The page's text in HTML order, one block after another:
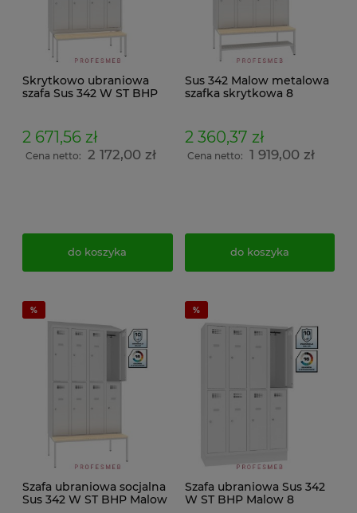
Skrytkowo ubraniowa
szafa Sus 342 W ST BHP
drzwiowa ławeczka
wysuwana Pw 431 i
daszek skośny wymiar
2 671,56 zł
Cena netto: 2 172,00 zł
do koszyka
Sus 342 Malow metalowa
szafka skrytkowa 8
robocze 219x120x74,5cm
2 360,37 zł
Cena netto: 1 919,00 zł
do koszyka
Szafa ubraniowa socjalna
Sus 342 W ST BHP Malow
Szafa ubraniowa Sus 342
W ST BHP Malow 8